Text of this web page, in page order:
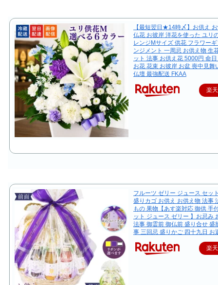
【最短翌日★14時〆】お供え
仏花 お彼岸 洋花を使った ユリ
レンジMサイズ 供花 フラワー
ンジメント 一周忌 お供え物 生
ット 法事 お供え花 5000円 命
お花 花束 お彼岸 お盆 喪中見舞
仏壇 最強配送 FKAA
楽
フルーツ ゼリー ジュース セッ
盛りカゴ お供え お供え物 法事
もの 果物【あす楽対応 御供 手
ット ジュース ゼリー 】お忌み
法事 御霊前 御仏前 盛り合せ 盛
事 三回忌 盛りかご 四十九日 お
楽